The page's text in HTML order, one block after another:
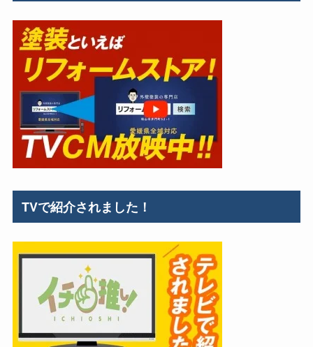
TVで紹介されました！